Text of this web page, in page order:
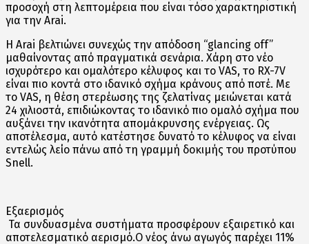
προσοχή στη λεπτομέρεια που είναι τόσο χαρακτηριστική
για την Arai.
Η Arai βελτιώνει συνεχώς την απόδοση “glancing off”
μαθαίνοντας από πραγματικά σενάρια. Χάρη στο νέο
ισχυρότερο και ομαλότερο κέλυφος και το VAS, το RX-7V
είναι πιο κοντά στο ιδανικό σχήμα κράνους από ποτέ. Με
το VAS, η θέση στερέωσης της ζελατίνας μειώνεται κατά
24 χιλιοστά, επιδιώκοντας το ιδανικό πιο ομαλό σχήμα που
αυξάνει την ικανότητα απομάκρυνσης ενέργειας. Ως
αποτέλεσμα, αυτό κατέστησε δυνατό το κέλυφος να είναι
εντελώς λείο πάνω από τη γραμμή δοκιμής του προτύπου
Snell.
Εξαερισμός
Τα συνδυασμένα συστήματα προσφέρουν εξαιρετικό και
αποτελεσματικό αερισμό.Ο νέος άνω αγωγός παρέχει 11%